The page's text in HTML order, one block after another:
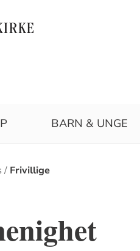
BARN & UNGE
Frivillige